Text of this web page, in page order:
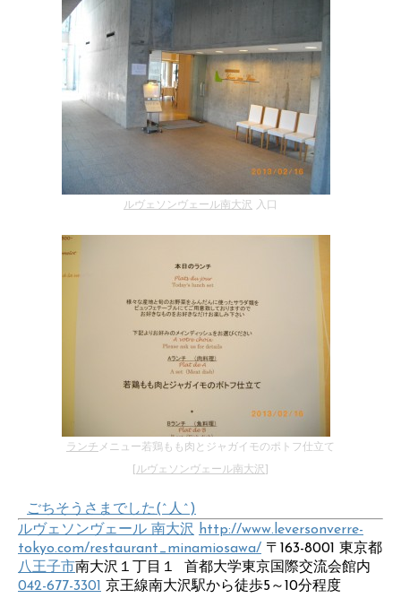
ルヴェソンヴェール南大沢 入口
ランチ メニュー若鶏もも肉とジャガイモのポトフ仕立て
ルヴェソンヴェール南大沢
ごちそうさまでした(^人^)
ルヴェソンヴェール 南大沢
http://www.leversonverre-
tokyo.com/restaurant_minamiosawa/ 〒163-8001 東京都
八王子市南大沢１丁目１ 首都大学東京国際交流会館内
042-677-3301 京王線南大沢駅から徒歩5～10分程度